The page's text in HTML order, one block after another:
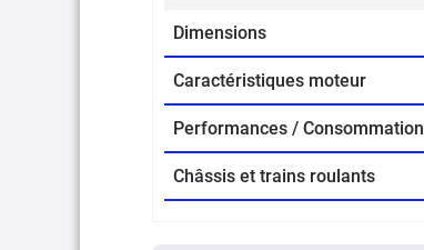
Dimensions
Caractéristiques moteur
Performances / Consommation
Châssis et trains roulants